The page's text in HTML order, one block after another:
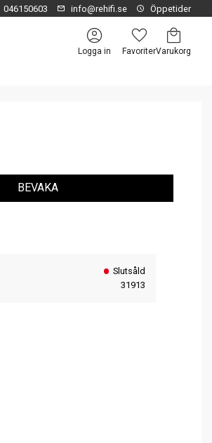
046150603 info@rehifi.se Öppetider
Logga in
Favoriter
Kundvagn
BEVAKA
Slutsåld
31913